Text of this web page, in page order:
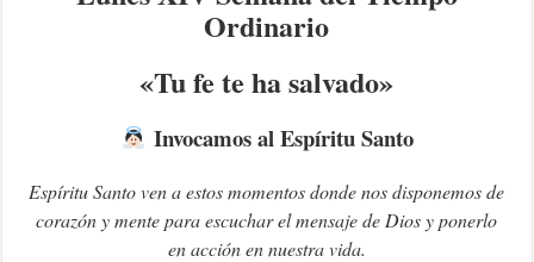
Ordinario
«Tu fe te ha salvado»
Invocamos al Espíritu Santo
Espíritu Santo ven a estos momentos donde nos disponemos de
corazón y mente para escuchar el mensaje de Dios y ponerlo
en acción en nuestra vida.